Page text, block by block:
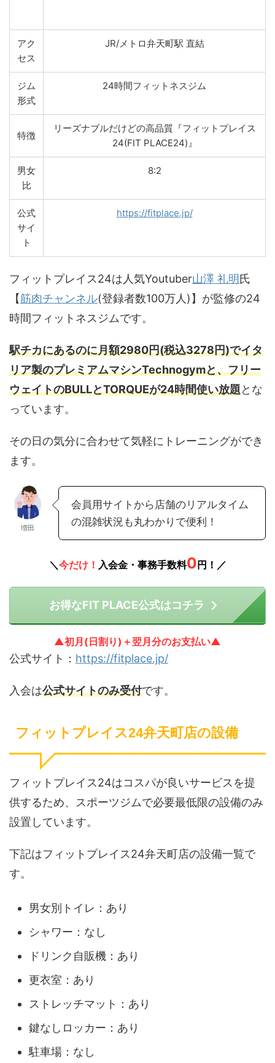
アク
セス
JR/メトロ弁天町駅 直結
ジム
形式
24時間フィットネスジム
特徴
リーズナブルだけどの高品質『フィットプレイス
24(FIT PLACE24)』
男女
比
8:2
公式
サイ
ト
https://fitplace.jp/
フィットプレイス24は人気Youtuber山澤 礼明氏
【筋肉チャンネル(登録者数100万人)】が監修の24
時間フィットネスジムです。
駅チカにあるのに月額2980円(税込3278円)でイタ
リア製のプレミアムマシンTechnogymと、フリー
ウェイトのBULLとTORQUEが24時間使い放題とな
っています。
その日の気分に合わせて気軽にトレーニングができ
ます。
増田
会員用サイトから店舗のリアルタイム
の混雑状況も丸わかりで便利！
＼今だけ！ 入会金・事務手数料0 円！／
お得なFIT PLACE公式はコチラ
▲初月(日割り)＋翌月分のお支払い▲
公式サイト： https://fitplace.jp/
入会は公式サイトのみ受付です。
フィットプレイス24弁天町店の設備
フィットプレイス24はコスパが良いサービスを提
供するため、スポーツジムで必要最低限の設備のみ
設置しています。
下記はフィットプレイス24弁天町店の設備一覧で
す。
男女別トイレ：あり
シャワー：なし
ドリンク自販機：あり
更衣室：あり
ストレッチマット：あり
鍵なしロッカー：あり
駐車場：なし